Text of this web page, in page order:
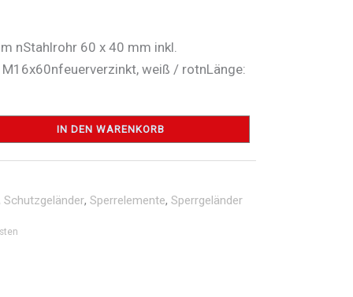
nStahlrohr 60 x 40 mm inkl.
weiß / rotnLänge:
IN DEN WARENKORB
Schutzgeländer, Sperrelemente, Sperrgeländer